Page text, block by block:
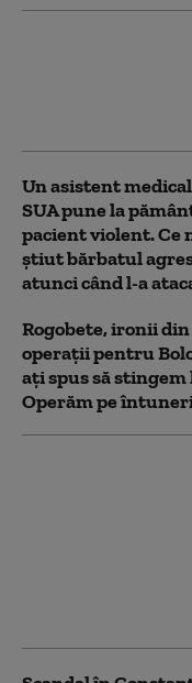
Un asistent
SUA pune la
pacient violent. Ce
știut bărbatul
atunci când l-a
Rogobete, ironii din
operații pentru
ați spus să
Operăm pe